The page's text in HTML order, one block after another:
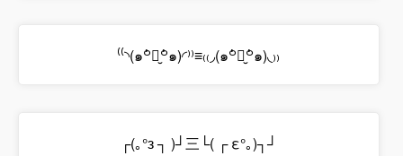
⁽⁽◝(๑꒪່౪̮꒪່๑)◜⁾⁾≡₍₍◞(๑꒪່౪̮꒪່๑)◟₎₎
┌(｡°з ┐ )┘三└( ┌ ε°｡)┐┘